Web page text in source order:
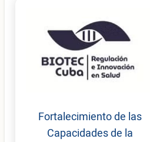
Fortalecimiento de las
Capacidades de la